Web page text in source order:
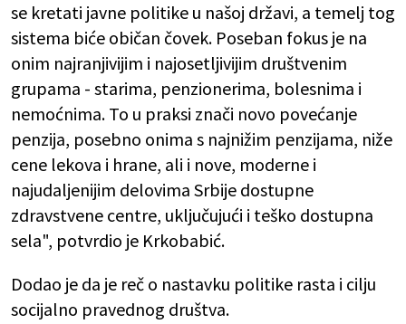
se kretati javne politike u našoj državi, a temelj tog
sistema biće običan čovek. Poseban fokus je na
onim najranjivijim i najosetljivijim društvenim
grupama - starima, penzionerima, bolesnima i
nemoćnima. To u praksi znači novo povećanje
penzija, posebno onima s najnižim penzijama, niže
cene lekova i hrane, ali i nove, moderne i
najudaljenijim delovima Srbije dostupne
zdravstvene centre, uključujući i teško dostupna
sela", potvrdio je Krkobabić.
Dodao je da je reč o nastavku politike rasta i cilju
socijalno pravednog društva.